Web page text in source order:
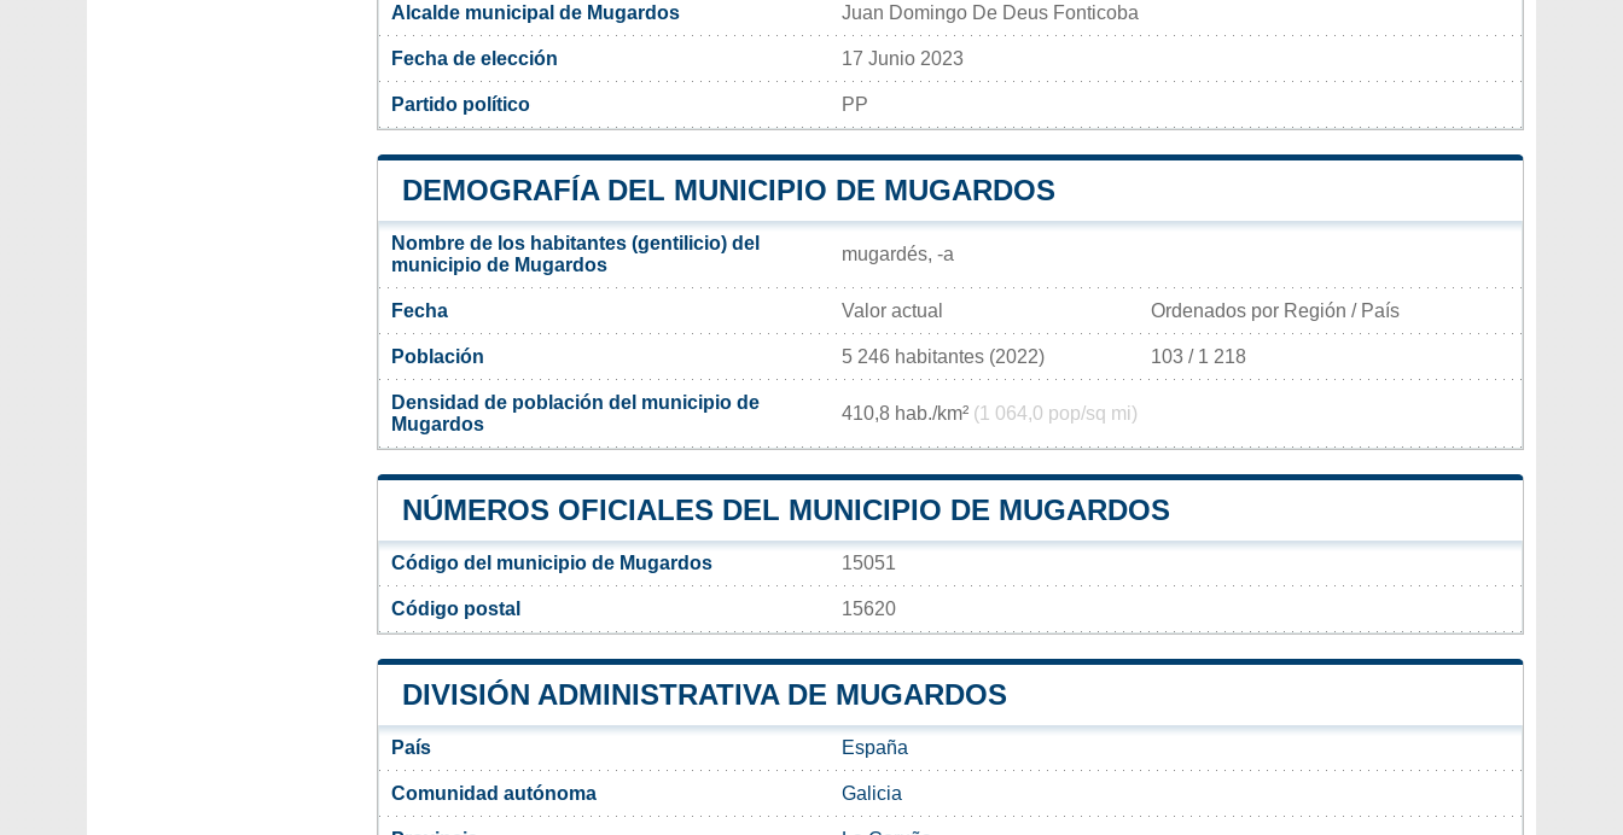
Alcalde municipal de Mugardos Juan Domingo De Deus Fonticoba
Fecha de elección 17 Junio 2023
Partido político PP
DEMOGRAFÍA DEL MUNICIPIO DE MUGARDOS
Nombre de los habitantes (gentilicio) del
municipio de Mugardos
mugardés, -a
Fecha Valor actual Ordenados por Región / País
Población 5 246 habitantes (2022) 103 / 1 218
Densidad de población del municipio de
Mugardos
410,8 hab./km² (1 064,0 pop/sq mi)
NÚMEROS OFICIALES DEL MUNICIPIO DE MUGARDOS
Código del municipio de Mugardos 15051
Código postal 15620
DIVISIÓN ADMINISTRATIVA DE MUGARDOS
País España
Comunidad autónoma Galicia